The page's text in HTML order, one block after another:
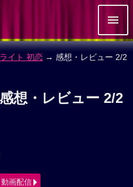
イト 初恋 → 感想・レビュー 2/2
想・レビュー 2/2
動画配信